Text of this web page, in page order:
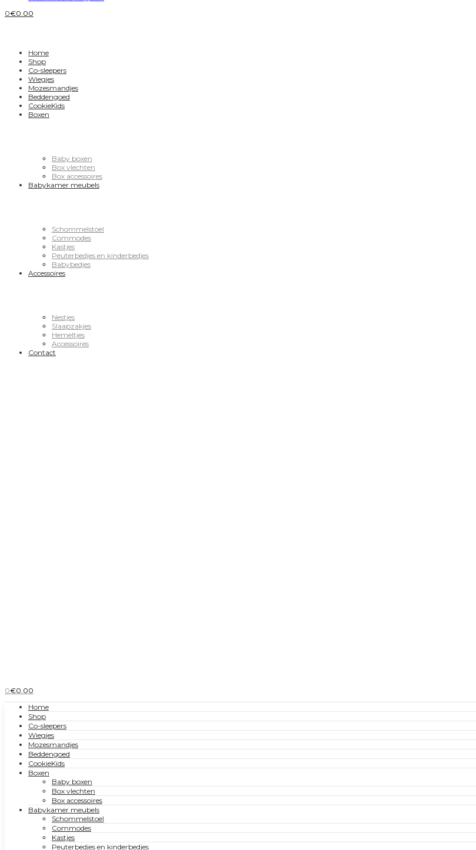
0€0.00
Home
Shop
Co-sleepers
Wiegjes
Mozesmandjes
Beddengoed
CookieKids
Boxen
Baby boxen
Box vlechten
Box accessoires
Babykamer meubels
Schommelstoel
Commodes
Kastjes
Peuterbedjes en kinderbedjes
Babybedjes
Accessoires
Nestjes
Slaapzakjes
Hemeltjes
Accessoires
Contact
0€0.00
Home
Shop
Co-sleepers
Wiegjes
Mozesmandjes
Beddengoed
CookieKids
Boxen
Baby boxen
Box vlechten
Box accessoires
Babykamer meubels
Schommelstoel
Commodes
Kastjes
Peuterbedjes en kinderbedjes